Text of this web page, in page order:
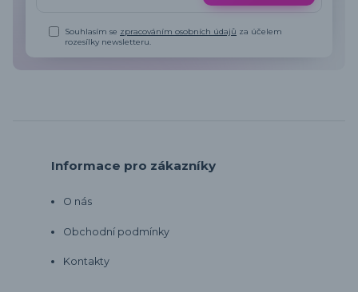
Souhlasím se zpracováním osobních údajů za účelem
rozesílky newsletteru.
Informace pro zákazníky
O nás
Obchodní podmínky
Kontakty